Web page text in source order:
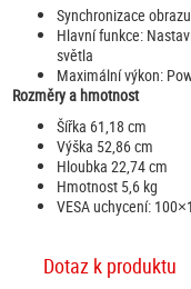
Synchronizace
Hlavní funkce:
světla
Maximální výkon:
Rozměry a hmotnost
Šířka 61,18 cm
Výška 52,86 cm
Hloubka 22,74 cm
Hmotnost 5,6 kg
VESA uchycení:
Dotaz k produktu